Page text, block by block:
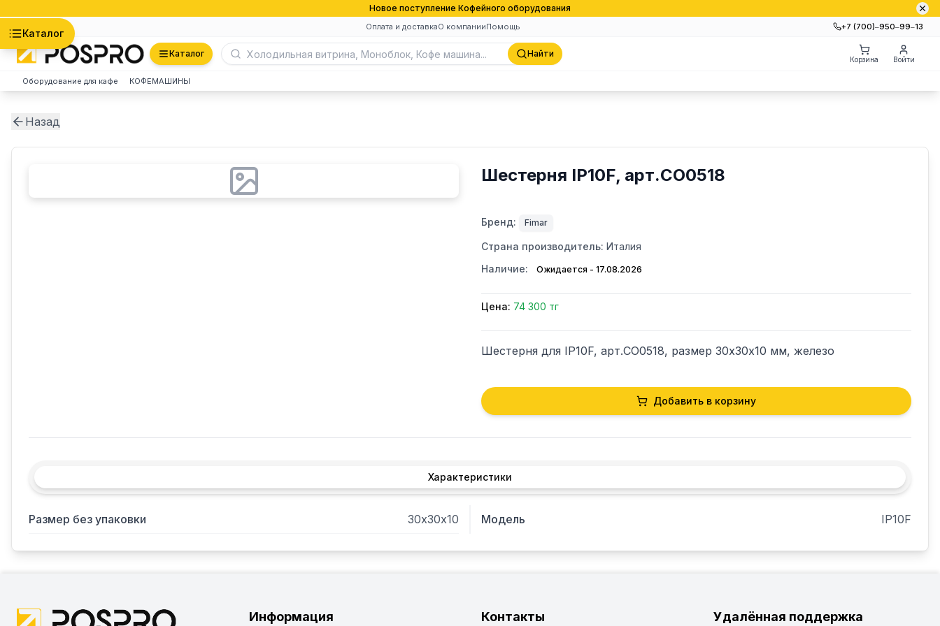
Новое поступление Кофейного оборудования
Оплата и доставкаО компанииПомощь +7 (700)‒950‒99‒13
Каталог
Каталог Найти
Корзина Войти
Оборудование для кафе КОФЕМАШИНЫ
Назад
Шестерня IP10F, арт.CO0518
Бренд: Fimar
Страна производитель: Италия
Наличие:
Ожидается - 17.08.2026
Цена: 74 300 тг
Шестерня для IP10F, арт.CO0518, размер 30х30х10 мм, железо
Добавить в корзину
Характеристики
Размер без упаковки 30х30х10 Модель IP10F
Информация Контакты Удалённая поддержка